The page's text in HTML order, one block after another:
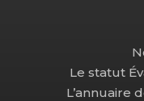
Le statut
L’annuaire